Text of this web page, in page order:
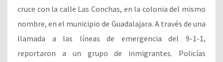
cruce con la calle Las Conchas, en la colonia del mismo
nombre, en el municipio de Guadalajara. A través de una
llamada a las líneas de emergencia del 9-1-1,
reportaron a un grupo de inmigrantes. Policías